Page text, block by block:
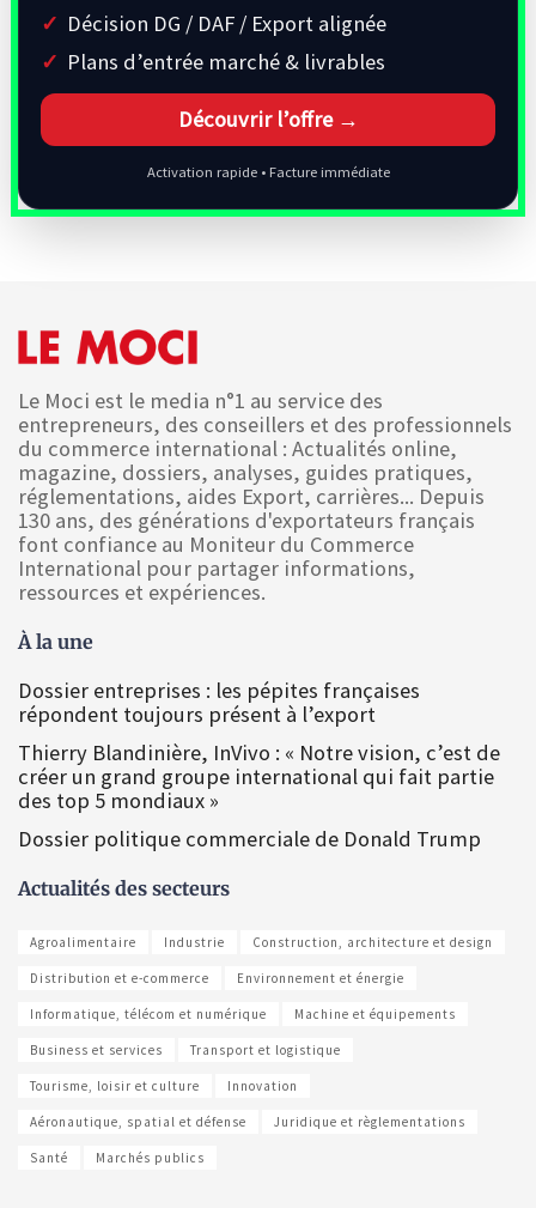
Décision DG / DAF / Export alignée
Plans d’entrée marché & livrables
Découvrir l’offre →
Activation rapide • Facture immédiate
Le Moci est le media n°1 au service des
entrepreneurs, des conseillers et des professionnels
du commerce international : Actualités online,
magazine, dossiers, analyses, guides pratiques,
réglementations, aides Export, carrières... Depuis
130 ans, des générations d'exportateurs français
font confiance au Moniteur du Commerce
International pour partager informations,
ressources et expériences.
À la une
Dossier entreprises : les pépites françaises
répondent toujours présent à l’export
Thierry Blandinière, InVivo : « Notre vision, c’est de
créer un grand groupe international qui fait partie
des top 5 mondiaux »
Dossier politique commerciale de Donald Trump
Actualités des secteurs
Agroalimentaire Industrie Construction, architecture et design
Distribution et e-commerce Environnement et énergie
Informatique, télécom et numérique Machine et équipements
Business et services Transport et logistique
Tourisme, loisir et culture Innovation
Aéronautique, spatial et défense Juridique et règlementations
Santé Marchés publics